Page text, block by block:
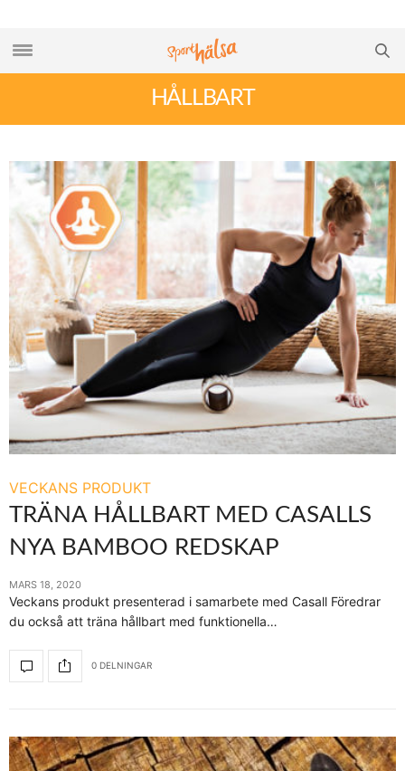
HÅLLBART
VECKANS PRODUKT
TRÄNA HÅLLBART MED CASALLS
NYA BAMBOO REDSKAP
MARS 18, 2020
Veckans produkt presenterad i samarbete med Casall Föredrar
du också att träna hållbart med funktionella…
0 DELNINGAR